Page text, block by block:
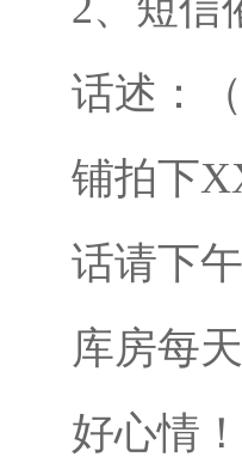
话述：
铺拍下
话请下
库房每
好心情！